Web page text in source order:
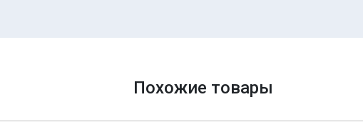
Похожие товары